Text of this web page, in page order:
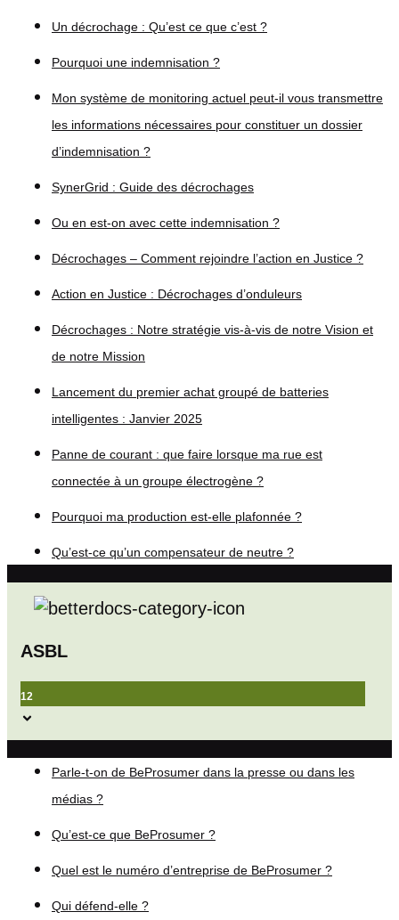
Un décrochage : Qu’est ce que c’est ?
Pourquoi une indemnisation ?
Mon système de monitoring actuel peut-il vous transmettre
les informations nécessaires pour constituer un dossier
d’indemnisation ?
SynerGrid : Guide des décrochages
Ou en est-on avec cette indemnisation ?
Décrochages – Comment rejoindre l’action en Justice ?
Action en Justice : Décrochages d’onduleurs
Décrochages : Notre stratégie vis-à-vis de notre Vision et
de notre Mission
Lancement du premier achat groupé de batteries
intelligentes : Janvier 2025
Panne de courant : que faire lorsque ma rue est
connectée à un groupe électrogène ?
Pourquoi ma production est-elle plafonnée ?
Qu’est-ce qu’un compensateur de neutre ?
ASBL
12
Parle-t-on de BeProsumer dans la presse ou dans les
médias ?
Qu’est-ce que BeProsumer ?
Quel est le numéro d’entreprise de BeProsumer ?
Qui défend-elle ?